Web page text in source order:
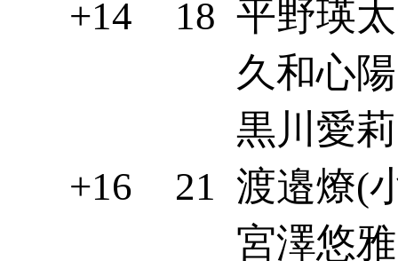
+14
18 平野瑛
久和心
黒川愛
+16
21 渡邉燎(
宮澤悠